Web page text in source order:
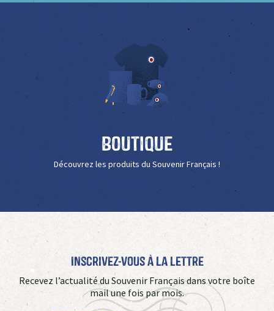
Boutique
Découvrez les produits du Souvenir Français !
Inscrivez-vous à La Lettre
Recevez l’actualité du Souvenir Français dans votre boîte
mail une fois par mois.